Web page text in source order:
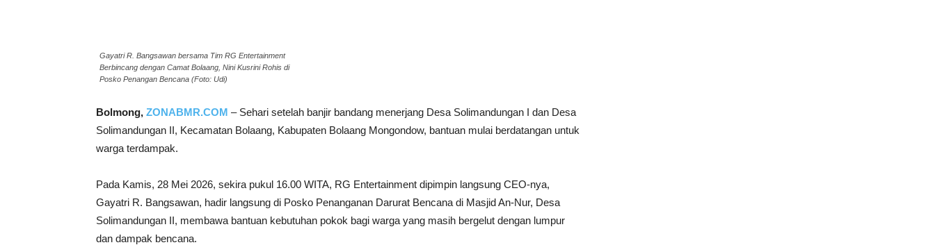
Gayatri R. Bangsawan bersama Tim RG Entertainment
Berbincang dengan Camat Bolaang, Nini Kusrini Rohis di
Posko Penangan Bencana (Foto: Udi)
Bolmong, ZONABMR.COM – Sehari setelah banjir bandang menerjang Desa Solimandungan I dan Desa
Solimandungan II, Kecamatan Bolaang, Kabupaten Bolaang Mongondow, bantuan mulai berdatangan untuk
warga terdampak.
Pada Kamis, 28 Mei 2026, sekira pukul 16.00 WITA, RG Entertainment dipimpin langsung CEO-nya,
Gayatri R. Bangsawan, hadir langsung di Posko Penanganan Darurat Bencana di Masjid An-Nur, Desa
Solimandungan II, membawa bantuan kebutuhan pokok bagi warga yang masih bergelut dengan lumpur
dan dampak bencana.